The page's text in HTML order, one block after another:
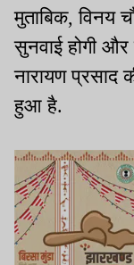
मुताबिक, विनय
सुनवाई होगी
नारायण प्रसाद
हुआ है.